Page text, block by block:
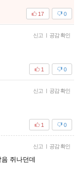
0
17
신고 | 공감 확인
0
1
신고 | 공감 확인
0
1
신고 | 공감 확인
쥐나던데